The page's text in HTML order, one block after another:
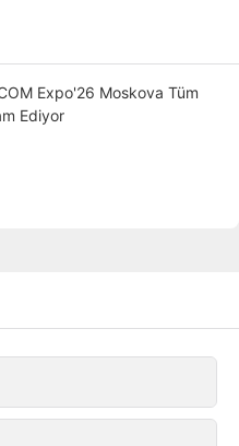
Expo'26 Moskova Tüm
Ediyor